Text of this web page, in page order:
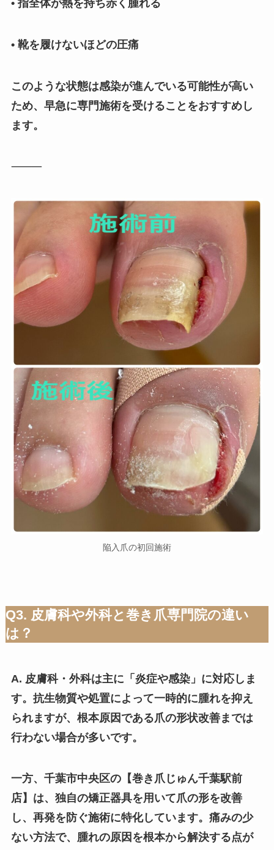
• 指全体が熱を持ち赤く腫れる
• 靴を履けないほどの圧痛
このような状態は感染が進んでいる可能性が高い
ため、早急に専門施術を受けることをおすすめし
ます。
⸻
陥入爪の初回施術
Q3. 皮膚科や外科と巻き爪専門院の違い
は？
A. 皮膚科・外科は主に「炎症や感染」に対応しま
す。抗生物質や処置によって一時的に腫れを抑え
られますが、根本原因である爪の形状改善までは
行わない場合が多いです。
一方、千葉市中央区の【巻き爪じゅん千葉駅前
店】は、独自の矯正器具を用いて爪の形を改善
し、再発を防ぐ施術に特化しています。痛みの少
ない方法で、腫れの原因を根本から解決する点が